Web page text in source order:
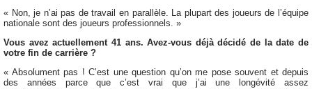
« Non, je n’ai pas de travail en parallèle. La plupart des joueurs de l’équipe
nationale sont des joueurs professionnels. »
Vous avez actuellement 41 ans. Avez-vous déjà décidé de la date de
votre fin de carrière ?
« Absolument pas ! C’est une question qu’on me pose souvent et depuis
des années parce que c’est vrai que j’ai une longévité assez